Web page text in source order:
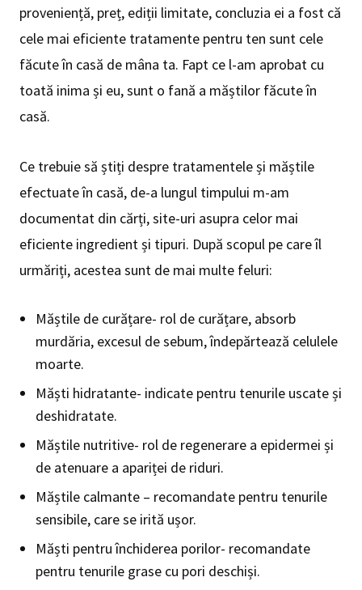
proveniență, preț, ediții limitate, concluzia ei a fost că
cele mai eficiente tratamente pentru ten sunt cele
făcute în casă de mâna ta. Fapt ce l-am aprobat cu
toată inima și eu, sunt o fană a măștilor făcute în
casă.
Ce trebuie să știți despre tratamentele și măștile
efectuate în casă, de-a lungul timpului m-am
documentat din cărți, site-uri asupra celor mai
eficiente ingredient și tipuri. După scopul pe care îl
urmăriți, acestea sunt de mai multe feluri:
Măștile de curățare- rol de curățare, absorb
murdăria, excesul de sebum, îndepărtează celulele
moarte.
Măști hidratante- indicate pentru tenurile uscate și
deshidratate.
Măștile nutritive- rol de regenerare a epidermei și
de atenuare a apariței de riduri.
Măștile calmante – recomandate pentru tenurile
sensibile, care se irită ușor.
Măști pentru închiderea porilor- recomandate
pentru tenurile grase cu pori deschiși.